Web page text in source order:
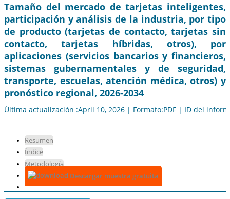
Tamaño del mercado de tarjetas inteligentes,
participación y análisis de la industria, por tipo
de producto (tarjetas de contacto, tarjetas sin
contacto, tarjetas híbridas, otros), por
aplicaciones (servicios bancarios y financieros,
sistemas gubernamentales y de seguridad,
transporte, escuelas, atención médica, otros) y
pronóstico regional, 2026-2034
Última actualización :April 10, 2026 | Formato:PDF | ID del
Resumen
Índice
Metodología
Descargar muestra gratuita